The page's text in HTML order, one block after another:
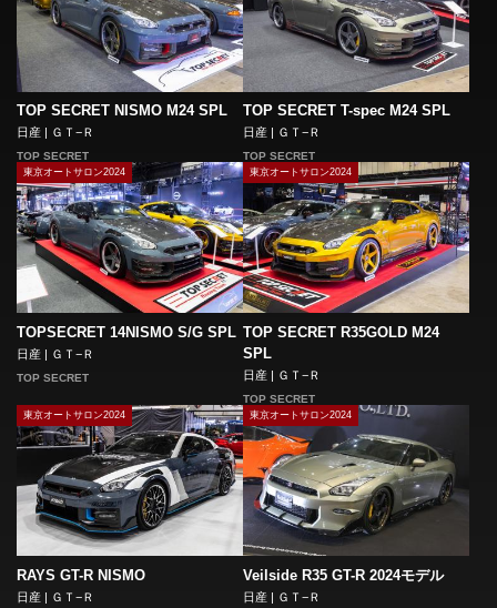
TOP SECRET NISMO M24 SPL
日産 | ＧＴ−Ｒ
TOP SECRET
TOP SECRET T-spec M24 SPL
日産 | ＧＴ−Ｒ
TOP SECRET
東京オートサロン2024
TOPSECRET 14NISMO S/G SPL
日産 | ＧＴ−Ｒ
TOP SECRET
東京オートサロン2024
TOP SECRET R35GOLD M24
SPL
日産 | ＧＴ−Ｒ
TOP SECRET
東京オートサロン2024
RAYS GT-R NISMO
日産 | ＧＴ−Ｒ
東京オートサロン2024
Veilside R35 GT-R 2024モデル
日産 | ＧＴ−Ｒ